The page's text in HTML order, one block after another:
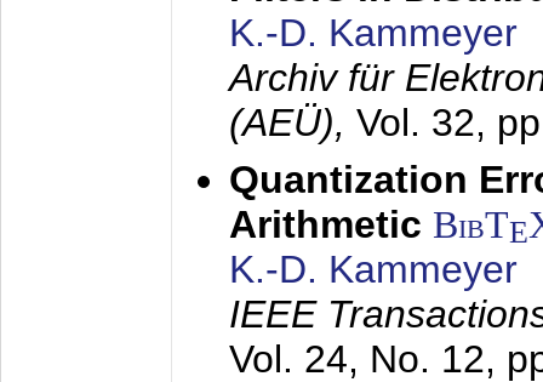
K.-D. Kammeyer
Archiv für
(AEÜ), Vol. 32,
Quantization
Arithmetic BibTE
K.-D. Kammeyer
IEEE
Vol. 24, No. 12,